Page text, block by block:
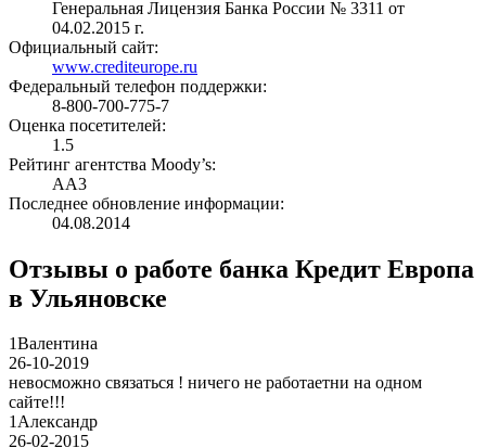
Генеральная Лицензия Банка России № 3311 от
04.02.2015 г.
Официальный сайт:
www.crediteurope.ru
Федеральный телефон поддержки:
8-800-700-775-7
Оценка посетителей:
1.5
Рейтинг агентства Moody’s:
AA3
Последнее обновление информации:
04.08.2014
Отзывы о работе банка Кредит Европа
в Ульяновске
1Валентина
26-10-2019
невосможно связаться ! ничего не работаетни на одном
сайте!!!
1Александр
26-02-2015